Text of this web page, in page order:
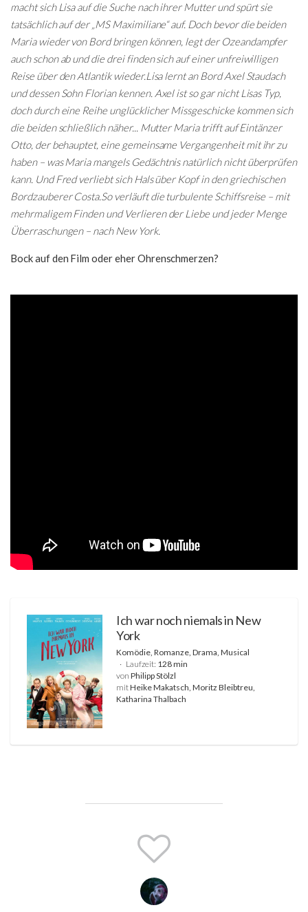
macht sich Lisa auf die Suche nach ihrer Mutter und spürt sie
tatsächlich auf der „MS Maximiliane“ auf. Doch bevor die beiden
Maria wieder von Bord bringen können, legt der Ozeandampfer
auch schon ab und die drei finden sich auf einer unfreiwilligen
Reise über den Atlantik wieder.Lisa lernt an Bord Axel Staudach
und dessen Sohn Florian kennen. Axel ist so gar nicht Lisas Typ,
doch durch eine Reihe unglücklicher Missgeschicke kommen sich
die beiden schließlich näher... Mutter Maria trifft auf Eintänzer
Otto, der behauptet, eine gemeinsame Vergangenheit mit ihr zu
haben – was Maria mangels Gedächtnis natürlich nicht überprüfen
kann. Und Fred verliebt sich Hals über Kopf in den griechischen
Bordzauberer Costa.So verläuft die turbulente Schiffsreise – mit
mehrmaligem Finden und Verlieren der Liebe und jeder Menge
Überraschungen – nach New York.
Bock auf den Film oder eher Ohrenschmerzen?
Ich war noch niemals in New
York
Komödie, Romanze, Drama, Musical
Laufzeit: 128 min
von Philipp Stölzl
mitHeike Makatsch, Moritz Bleibtreu,
Katharina Thalbach